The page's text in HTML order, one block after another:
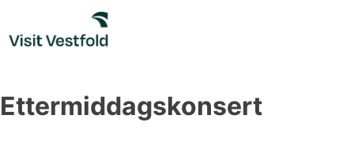
content
Ettermiddagskonsert